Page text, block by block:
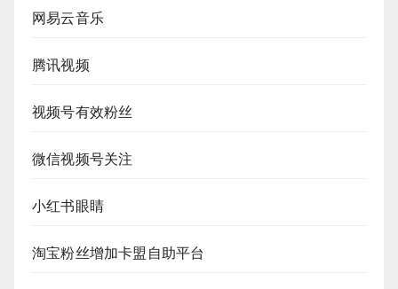
网易云音乐
腾讯视频
视频号有效粉丝
微信视频号关注
小红书眼睛
淘宝粉丝增加卡盟自助平台